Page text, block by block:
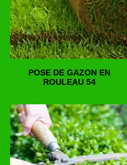
POSE DE GAZON EN
ROULEAU 54